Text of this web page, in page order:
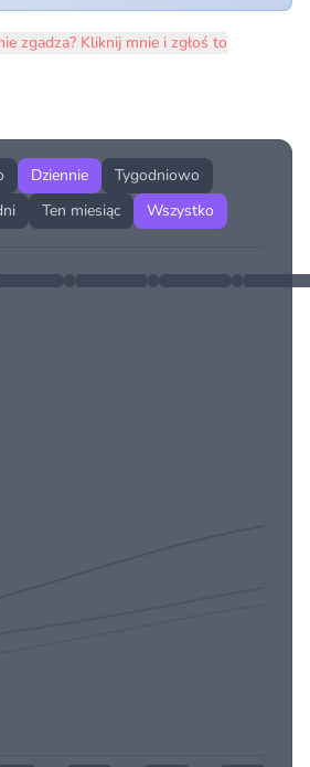
zgadza? Kliknij mnie i zgłoś to
Dziennie
Tygodniowo
Ten miesiąc Wszystko